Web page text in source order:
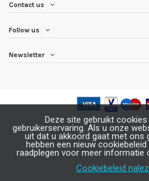
Contact us
Follow us
Newsletter
Deze site gebruikt
gebruikerservaring. Als u onze
uit dat u akkoord gaat met ons
hebben een nieuw
raadplegen voor meer informatie
Cookiebeleid